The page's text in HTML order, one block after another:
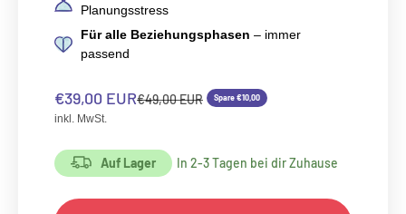
Planungsstress
Für alle Beziehungsphasen – immer
passend
Angebot
€39,00 EURRegulärer Preis
€49,00 EUR Spare €10,00
inkl. MwSt.
Auf Lager In 2-3 Tagen bei dir Zuhause